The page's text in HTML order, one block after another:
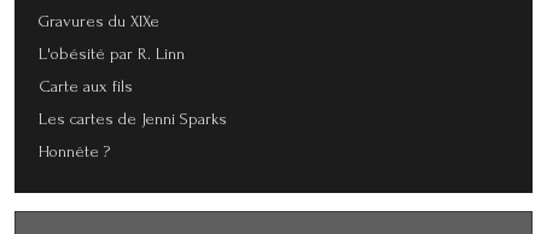
Gravures du XIXe
L'obésité par R. Linn
Carte aux fils
Les cartes de Jenni Sparks
Honnête ?